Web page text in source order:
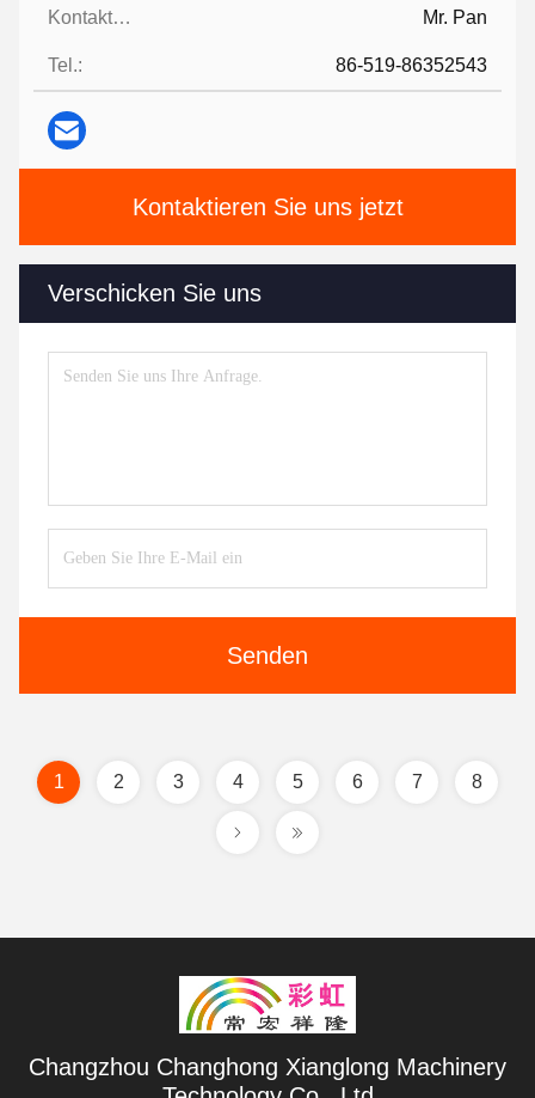
Kontaktpersonen: Mr. Pan
Tel.: 86-519-86352543
Kontaktieren Sie uns jetzt
Verschicken Sie uns
Senden
1 2 3 4 5 6 7 8
Changzhou Changhong Xianglong Machinery